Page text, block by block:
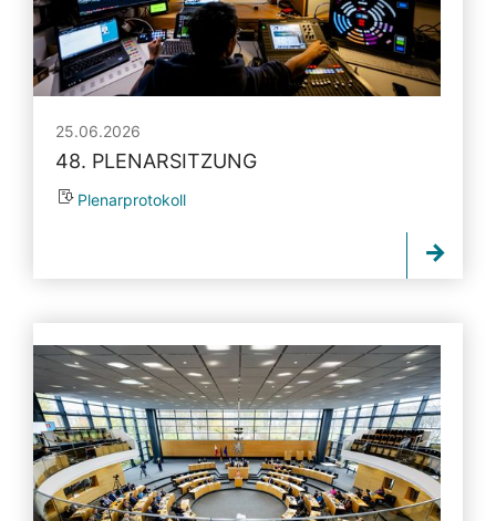
25.06.2026
48. PLENARSITZUNG
Plenarprotokoll